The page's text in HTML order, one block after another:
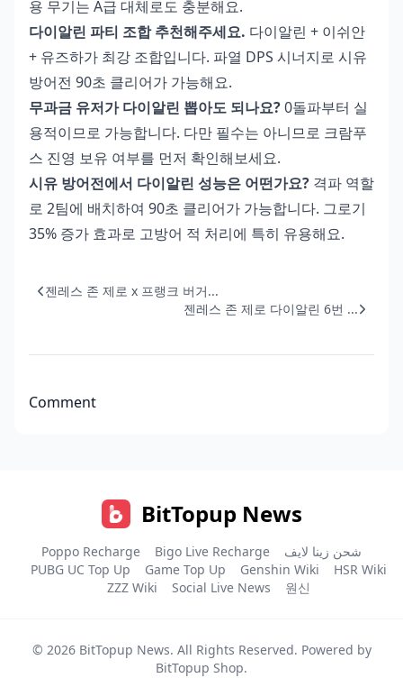
용 무기는 A급 대체로도 충분해요.
다이알린 파티 조합 추천해주세요. 다이알린 + 이쉬안
+ 유즈하가 최강 조합입니다. 파열 DPS 시너지로 시유
방어전 90초 클리어가 가능해요.
무과금 유저가 다이알린 뽑아도 되나요?0돌파부터 실
용적이므로 가능합니다. 다만 필수는 아니므로 크람푸
스 진영 보유 여부를 먼저 확인해보세요.
시유 방어전에서 다이알린 성능은 어떤가요? 격파 역할
로 2팀에 배치하여 90초 클리어가 가능합니다. 그로기
35% 증가 효과로 고방어 적 처리에 특히 유용해요.
젠레스 존 제로 x 프랭크 버거...
젠레스 존 제로 다이알린 6번 ...
Comment
BitTopup News
Poppo Recharge Bigo Live Recharge
شحن زينا لايف
PUBG UC Top Up
Game Top Up Genshin Wiki
HSR Wiki
ZZZ Wiki
Social Live News 원신
© 2026 BitTopup News. All Rights Reserved. Powered by
BitTopup Shop.